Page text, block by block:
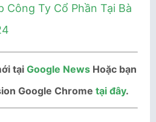
Công Ty Cổ Phần Tại Bà
tạiGoogle News Hoặc bạn
Google Chrome tại đây.